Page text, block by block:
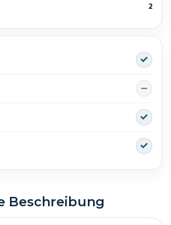
2
Yes
No
Yes
Yes
Beschreibung